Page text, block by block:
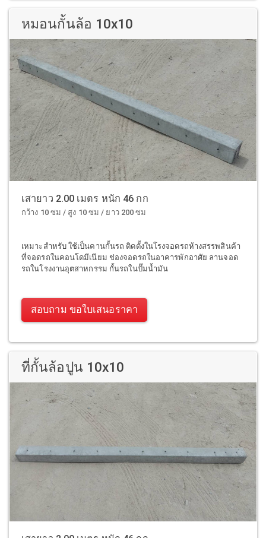
หมอนกั้นล้อ 10x10
เสายาว 2.00 เมตร หนัก 46 กก
กว้าง 10 ซม / สูง 10 ซม / ยาว 200 ซม
เหมาะสำหรับ ใช้เป็นคานกั้นรถ ติดตั้งในโรงจอดรถห้างสรรพสินค้า
ที่จอดรถในคอนโดมีเนียม ช่องจอดรถในอาคารพักอาศัย ลานจอด
รถในโรงงานอุตสาหกรรม กั้นรถในปั๊มน้ำมัน
สอบถาม ขอใบเสนอราคา
ที่กั้นล้อปูน 10x10